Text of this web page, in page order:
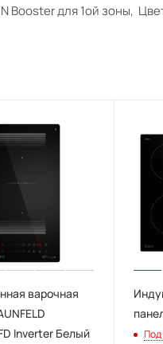
Booster для 1ой зоны,
варочная
Inverter Белый
Под